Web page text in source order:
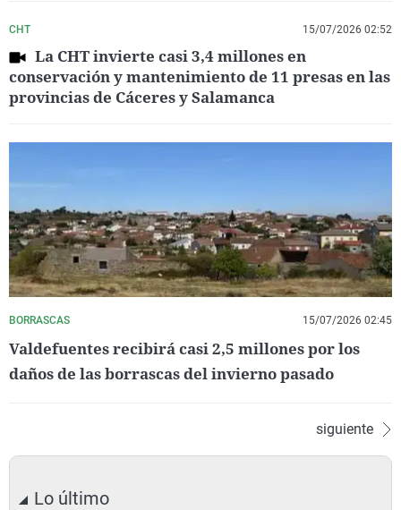
CHT 15/07/2026 02:52
La CHT invierte casi 3,4 millones en
conservación y mantenimiento de 11 presas en las
provincias de Cáceres y Salamanca
BORRASCAS 15/07/2026 02:45
Valdefuentes recibirá casi 2,5 millones por los
daños de las borrascas del invierno pasado
siguiente
Lo último